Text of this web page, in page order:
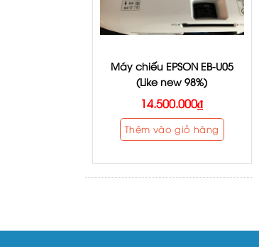
Máy chiếu EPSON EB-U05
(Like new 98%)
14.500.000₫
Thêm vào giỏ hàng